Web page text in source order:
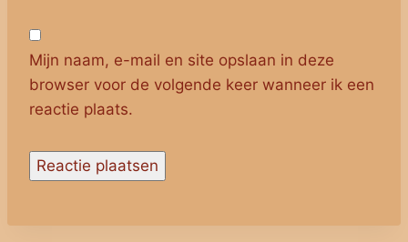
Mijn naam, e-mail en site opslaan in deze
browser voor de volgende keer wanneer ik een
reactie plaats.